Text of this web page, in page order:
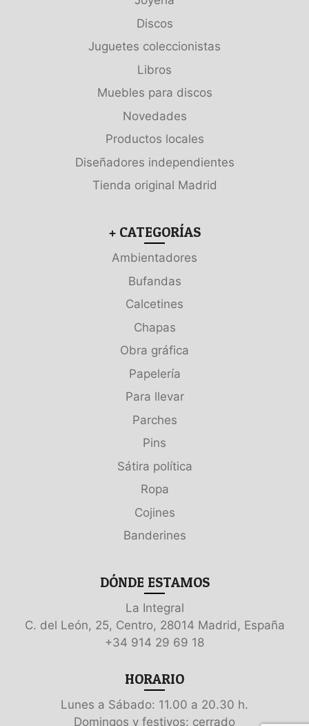
Discos
Juguetes coleccionistas
Libros
Muebles para discos
Novedades
Productos locales
Diseñadores independientes
Tienda original Madrid
+ CATEGORÍAS
Ambientadores
Bufandas
Calcetines
Chapas
Obra gráfica
Papelería
Para llevar
Parches
Pins
Sátira política
Ropa
Cojines
Banderines
DÓNDE ESTAMOS
La Integral
C. del León, 25, Centro, 28014 Madrid, España
+34 914 29 69 18
HORARIO
Lunes a Sábado: 11.00 a 20.30 h.
Domingos y festivos: cerrado